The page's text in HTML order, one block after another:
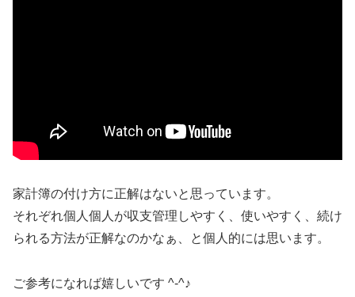
家計簿の付け方に正解はないと思っています。
それぞれ個人個人が収支管理しやすく、使いやすく、続け
られる方法が正解なのかなぁ、と個人的には思います。
ご参考になれば嬉しいです ^-^♪